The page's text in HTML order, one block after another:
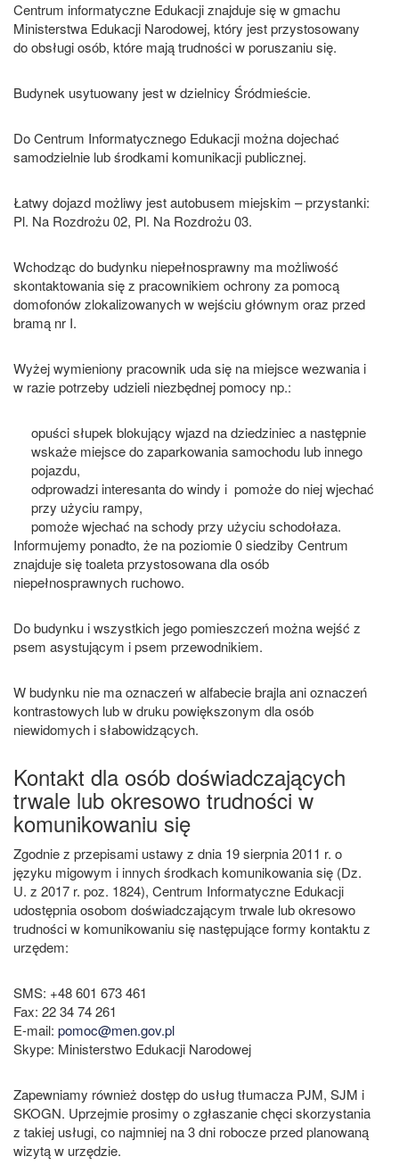
Centrum informatyczne Edukacji znajduje się w gmachu
Ministerstwa Edukacji Narodowej, który jest przystosowany
do obsługi osób, które mają trudności w poruszaniu się.
Budynek usytuowany jest w dzielnicy Śródmieście.
Do Centrum Informatycznego Edukacji można dojechać
samodzielnie lub środkami komunikacji publicznej.
Łatwy dojazd możliwy jest autobusem miejskim – przystanki:
Pl. Na Rozdrożu 02, Pl. Na Rozdrożu 03.
Wchodząc do budynku niepełnosprawny ma możliwość
skontaktowania się z pracownikiem ochrony za pomocą
domofonów zlokalizowanych w wejściu głównym oraz przed
bramą nr I.
Wyżej wymieniony pracownik uda się na miejsce wezwania i
w razie potrzeby udzieli niezbędnej pomocy np.:
opuści słupek blokujący wjazd na dziedziniec a następnie
wskaże miejsce do zaparkowania samochodu lub innego
pojazdu,
odprowadzi interesanta do windy i pomoże do niej wjechać
przy użyciu rampy,
pomoże wjechać na schody przy użyciu schodołaza.
Informujemy ponadto, że na poziomie 0 siedziby Centrum
znajduje się toaleta przystosowana dla osób
niepełnosprawnych ruchowo.
Do budynku i wszystkich jego pomieszczeń można wejść z
psem asystującym i psem przewodnikiem.
W budynku nie ma oznaczeń w alfabecie brajla ani oznaczeń
kontrastowych lub w druku powiększonym dla osób
niewidomych i słabowidzących.
Kontakt dla osób doświadczających
trwale lub okresowo trudności w
komunikowaniu się
Zgodnie z przepisami ustawy z dnia 19 sierpnia 2011 r. o
języku migowym i innych środkach komunikowania się (Dz.
U. z 2017 r. poz. 1824), Centrum Informatyczne Edukacji
udostępnia osobom doświadczającym trwale lub okresowo
trudności w komunikowaniu się następujące formy kontaktu z
urzędem:
SMS: +48 601 673 461
Fax: 22 34 74 261
E-mail: pomoc@men.gov.pl
Skype: Ministerstwo Edukacji Narodowej
Zapewniamy również dostęp do usług tłumacza PJM, SJM i
SKOGN. Uprzejmie prosimy o zgłaszanie chęci skorzystania
z takiej usługi, co najmniej na 3 dni robocze przed planowaną
wizytą w urzędzie.